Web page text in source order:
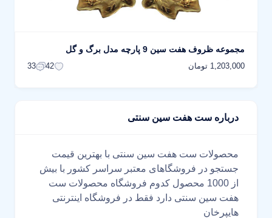
مجموعه ظروف هفت سین 9 پارچه مدل برگ و گل
1,203,000 تومان 42
33
درباره ست هفت سین سنتی
محصولات ست هفت سین سنتی با بهترین قیمت
جستجو در فروشگاهای معتبر سراسر کشور با بیش
از 1000 محصول کدوم فروشگاه محصولات ست
هفت سین سنتی دارد فقط در فروشگاه اینترنتی
هایپرخان